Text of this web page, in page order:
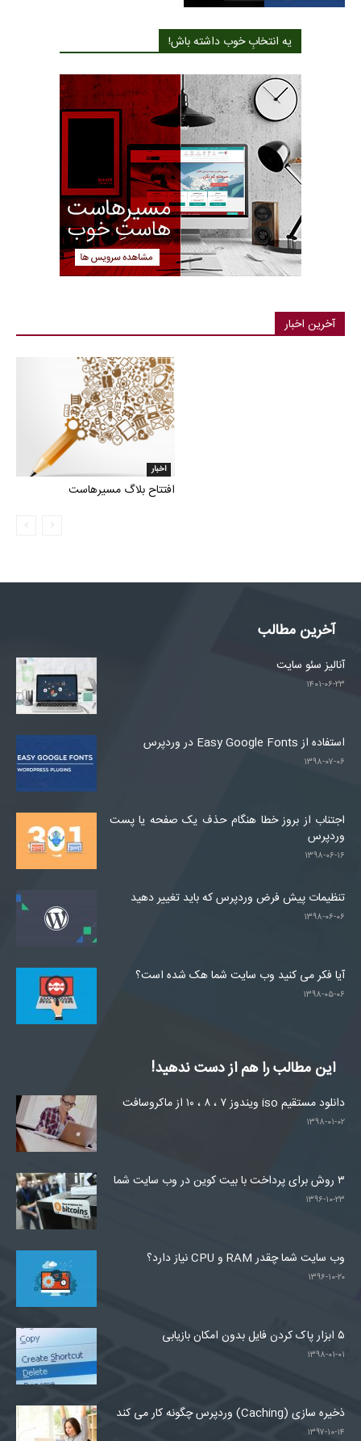
یه انتخابِ خوب داشته باش!
آخرین اخبار
اخبار
افتتاح بلاگ مسیرهاست
آخرین مطالب
آنالیز سئو سایت
۱۴۰۱-۰۶-۲۳
استفاده از Easy Google Fonts در وردپرس
۱۳۹۸-۰۷-۰۶
اجتناب از بروز خطا هنگام حذف یک صفحه یا پست
وردپرس
۱۳۹۸-۰۶-۱۶
تنظیمات پیش فرض وردپرس که باید تغییر دهید
۱۳۹۸-۰۶-۰۶
آیا فکر می کنید وب سایت شما هک شده است؟
۱۳۹۸-۰۵-۰۶
این مطالب را هم از دست ندهید!
دانلود مستقیم iso ویندوز ۷ ، ۸ ، ۱۰ از ماکروسافت
۱۳۹۸-۰۱-۰۲
۳ روش برای پرداخت با بیت کوین در وب سایت شما
۱۳۹۶-۱۰-۲۳
وب سایت شما چقدر RAM و CPU نیاز دارد؟
۱۳۹۶-۱۰-۲۰
۵ ابزار پاک کردن فایل بدون امکان بازیابی
۱۳۹۸-۰۱-۰۱
ذخیره سازی (Caching) وردپرس چگونه کار می کند
۱۳۹۷-۱۰-۱۴